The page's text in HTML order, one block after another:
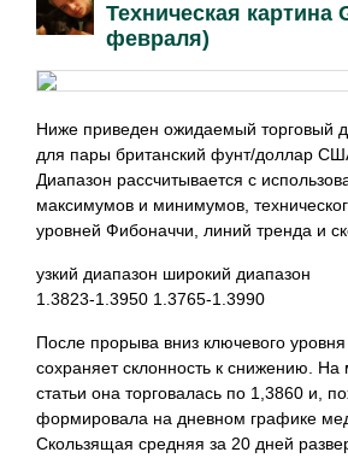
Техническая картина
февраля)
Ниже приведен ожидаемый торговый
для пары британский фунт/доллар
Диапазон рассчитывается с
максимумов и минимумов,
уровней Фибоначчи, линий тренда и
узкий диапазон широкий диапазон
1.3823-1.3950 1.3765-1.3990
После прорыва вниз ключевого
сохраняет склонность к снижению.
статьи она торговалась по 1,3860 и,
формировала на дневном графике
Скользящая средняя за 20 дней